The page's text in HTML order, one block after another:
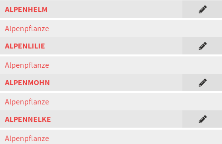
ALPENHELM
Alpenpflanze
ALPENLILIE
Alpenpflanze
ALPENMOHN
Alpenpflanze
ALPENNELKE
Alpenpflanze